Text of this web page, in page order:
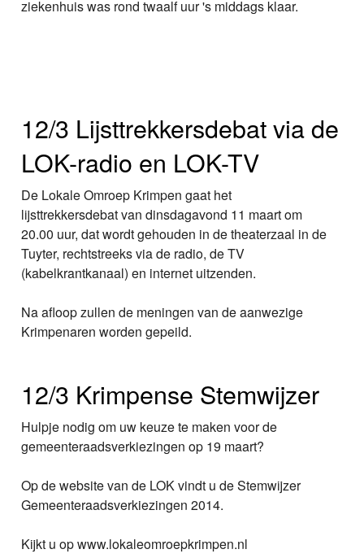
ziekenhuis was rond twaalf uur 's middags klaar.
12/3 Lijsttrekkersdebat via de
LOK-radio en LOK-TV
De Lokale Omroep Krimpen gaat het
lijsttrekkersdebat van dinsdagavond 11 maart om
20.00 uur, dat wordt gehouden in de theaterzaal in de
Tuyter, rechtstreeks via de radio, de TV
(kabelkrantkanaal) en internet uitzenden.
Na afloop zullen de meningen van de aanwezige
Krimpenaren worden gepeild.
12/3 Krimpense Stemwijzer
Hulpje nodig om uw keuze te maken voor de
gemeenteraadsverkiezingen op 19 maart?
Op de website van de LOK vindt u de Stemwijzer
Gemeenteraadsverkiezingen 2014.
Kijkt u op www.lokaleomroepkrimpen.nl